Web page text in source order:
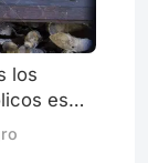
los
es
y